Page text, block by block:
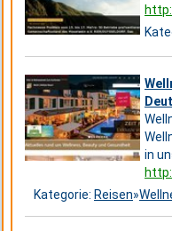
in
Kategorie: Reisen»